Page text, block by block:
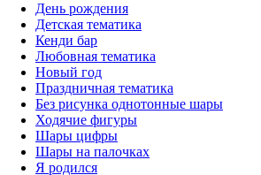
День рождения
Детская тематика
Кенди бар
Любовная тематика
Новый год
Праздничная тематика
Без рисунка однотонные шары
Ходячие фигуры
Шары цифры
Шары на палочках
Я родился